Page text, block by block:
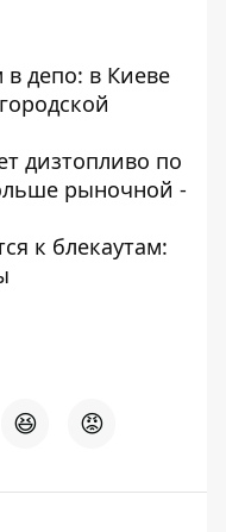
депо: в Киеве
дизтопливо по
рыночной -
к блекаутам:
😆 😡